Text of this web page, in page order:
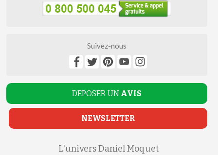
Suivez-nous
DEPOSER UN AVIS
NEWSLETTER
L'univers Daniel Moquet